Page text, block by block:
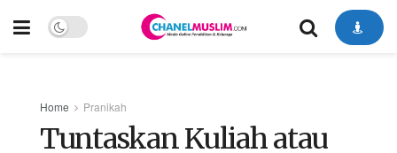
Home Pranikah
Tuntaskan Kuliah atau